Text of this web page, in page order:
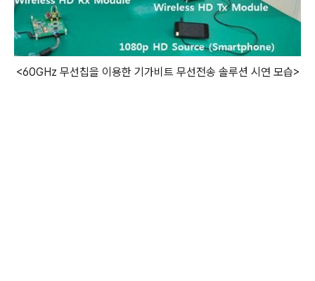
<60GHz 무선칩을 이용한 기가비트 무선전송 솔루션 시연 모습>